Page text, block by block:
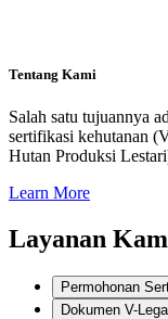
Tentang Kami
Salah satu tujuannya
sertifikasi kehutanan
Hutan Produksi
Learn More
Layanan
Permohonan
Dokumen V-